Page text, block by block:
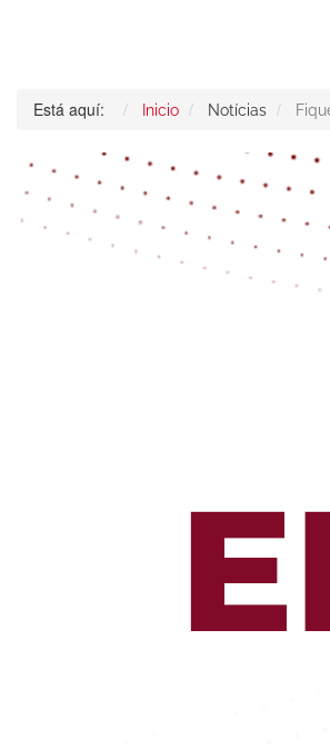
Está aquí: Inicio Notícias